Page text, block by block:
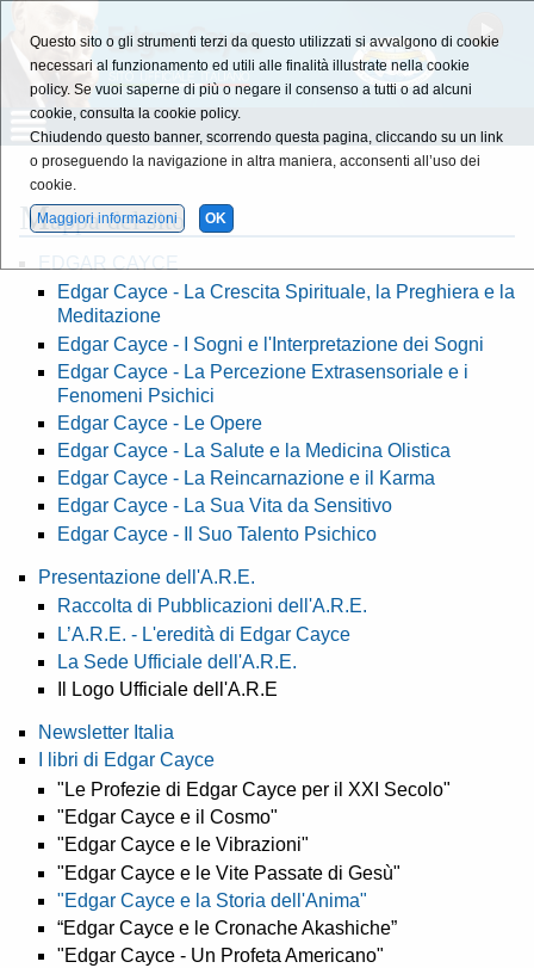
Mappa del sito
EDGAR CAYCE
Edgar Cayce - La Crescita Spirituale, la Preghiera e la
Meditazione
Edgar Cayce - I Sogni e l'Interpretazione dei Sogni
Edgar Cayce - La Percezione Extrasensoriale e i
Fenomeni Psichici
Edgar Cayce - Le Opere
Edgar Cayce - La Salute e la Medicina Olistica
Edgar Cayce - La Reincarnazione e il Karma
Edgar Cayce - La Sua Vita da Sensitivo
Edgar Cayce - Il Suo Talento Psichico
Presentazione dell'A.R.E.
Raccolta di Pubblicazioni dell'A.R.E.
L’A.R.E. - L'eredità di Edgar Cayce
La Sede Ufficiale dell'A.R.E.
Il Logo Ufficiale dell'A.R.E
Newsletter Italia
I libri di Edgar Cayce
"Le Profezie di Edgar Cayce per il XXI Secolo"
"Edgar Cayce e il Cosmo"
"Edgar Cayce e le Vibrazioni"
"Edgar Cayce e le Vite Passate di Gesù"
"Edgar Cayce e la Storia dell'Anima"
“Edgar Cayce e le Cronache Akashiche”
"Edgar Cayce - Un Profeta Americano"
Questo sito o gli strumenti terzi da questo utilizzati si avvalgono di cookie
necessari al funzionamento ed utili alle finalità illustrate nella cookie
policy. Se vuoi saperne di più o negare il consenso a tutti o ad alcuni
cookie, consulta la cookie policy.
Chiudendo questo banner, scorrendo questa pagina, cliccando su un link
o proseguendo la navigazione in altra maniera, acconsenti all’uso dei
cookie.
Maggiori informazioni
OK